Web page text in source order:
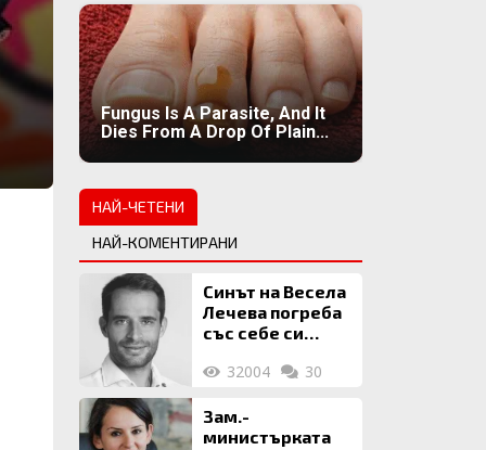
Fungus Is A Parasite, And It
Dies From A Drop Of Plain...
НАЙ-ЧЕТЕНИ
НАЙ-КОМЕНТИРАНИ
Синът на Весела
Лечева погреба
със себе си
млн. евро
32004 30
Зам.-
министърката